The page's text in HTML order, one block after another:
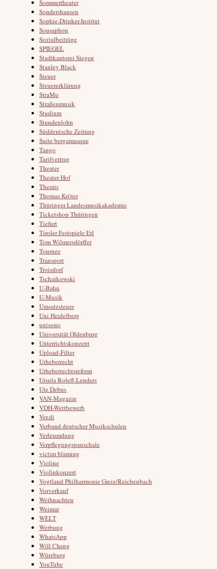
Sommertheater
Sondershausen
Sophie-Drinker-Institut
Sousaphon
Sozialbeiträge
SPIEGEL
Stadtkantorei Siegen
Stanley Black
Steuer
Steuererklärung
StraMu
Straßenmusik
Studium
Stundenlohn
Süddeutsche Zeitung
Suite bergamasque
Tango
Tarifvertrag
Theater
Theater Hof
Themis
Thomas Kröter
Thüringer Landesmusikakademie
Ticketshop Thüringen
Tiefurt
Tiroler Festspiele Erl
Tom Wilmersdörffer
Tournee
Transport
Troisdorf
Tschaikowski
U-Bahn
U-Musik
Umsatzsteuer
Uni Heidelberg
unisono
Universität Oldenburg
Unterrichtskonzept
Upload-Filter
Urheberrecht
Urheberrechtsreform
Ursula Roleff-Lenders
Ute Debus
VAN-Magazin
VDH-Wettbewerb
Ver.di
Verband deutscher Musikschulen
Verleumdung
Verpflegungspauschale
victim blaming
Violine
Violinkonzert
Vogtland Philharmonie Greiz/Reichenbach
Vorverkauf
Weihnachten
Weimar
WELT
Werbung
WhatsApp
Will Cheng
Würzburg
YouTube